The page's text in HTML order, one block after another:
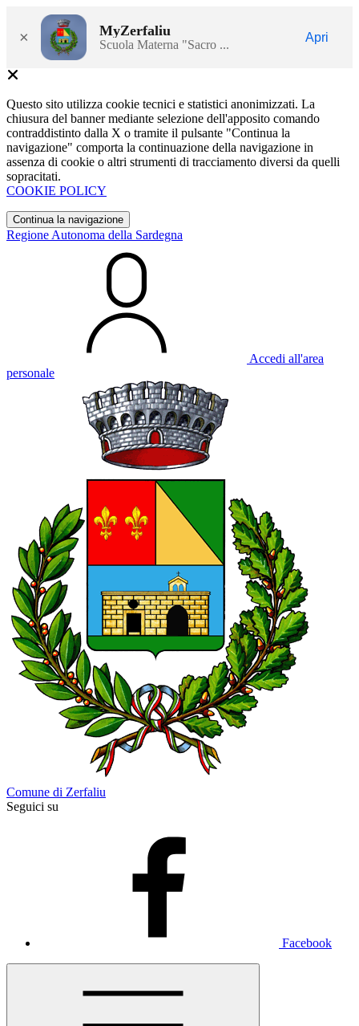
× MyZerfaliu
Scuola Materna "Sacro ...
Apri
Questo sito utilizza cookie tecnici e statistici anonimizzati. La
chiusura del banner mediante selezione dell'apposito comando
contraddistinto dalla X o tramite il pulsante "Continua la
navigazione" comporta la continuazione della navigazione in
assenza di cookie o altri strumenti di tracciamento diversi da quelli
sopracitati.
COOKIE POLICY
Continua la navigazione
Regione Autonoma della Sardegna
Accedi all'area
personale
Comune di Zerfaliu
Seguici su
Facebook